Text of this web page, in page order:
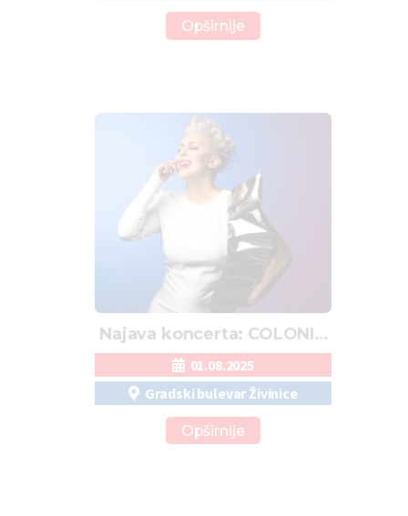
Opširnije
Najava koncerta: COLONIA
u Živinicama
01.08.2025
Gradski bulevar Živinice
Opširnije